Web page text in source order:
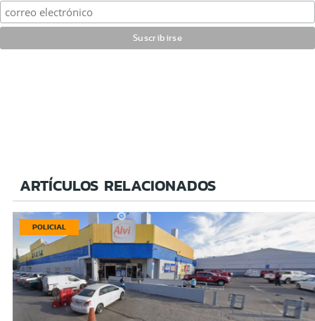
ARTÍCULOS RELACIONADOS
POLICIAL